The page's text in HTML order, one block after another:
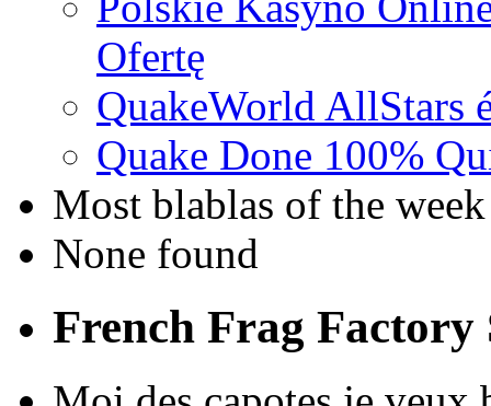
Ofertę
QuakeWorld AllStars
Quake Done 100%
Most blablas of the week
None found
French Frag Factory